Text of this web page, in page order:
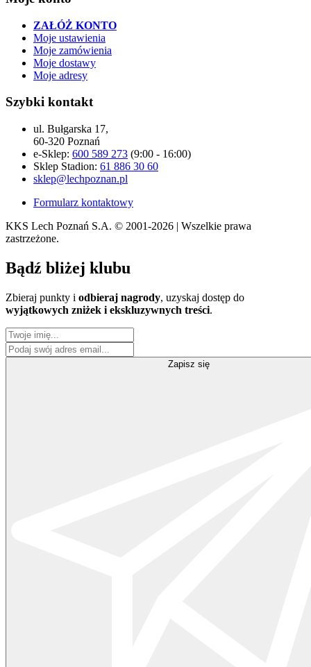
ZAŁÓŻ KONTO
Moje ustawienia
Moje zamówienia
Moje dostawy
Moje adresy
Szybki kontakt
ul. Bułgarska 17,
60-320 Poznań
e-Sklep: 600 589 273 (9:00 - 16:00)
Sklep Stadion: 61 886 30 60
sklep@lechpoznan.pl
Formularz kontaktowy
KKS Lech Poznań S.A. © 2001-2026 | Wszelkie prawa
zastrzeżone.
Bądź bliżej klubu
Zbieraj punkty i odbieraj nagrody, uzyskaj dostęp do
wyjątkowych zniżek i ekskluzywnych treści.
Zapisz się